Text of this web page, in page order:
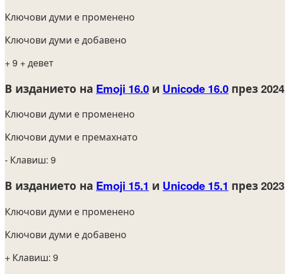
Ключови думи е променено
Ключови думи е добавено
+ 9 + девет
В изданието на Emoji 16.0 и Unicode 16.0 през 2024
Ключови думи е променено
Ключови думи е премахнато
- Клавиш: 9
В изданието на Emoji 15.1 и Unicode 15.1 през 2023
Ключови думи е променено
Ключови думи е добавено
+ Клавиш: 9